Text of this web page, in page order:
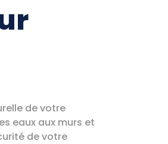
de votre
eaux aux murs et
de votre